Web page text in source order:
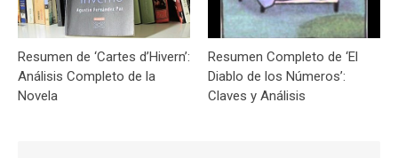
Resumen de ‘Cartes d’Hivern’:
Análisis Completo de la
Novela
Resumen Completo de ‘El
Diablo de los Números’:
Claves y Análisis